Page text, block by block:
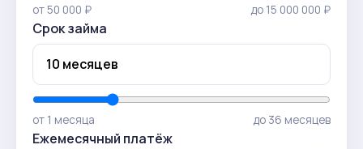
от 50 000 ₽ до 15 000 000 ₽
Срок займа
от 1 месяца до 36 месяцев
Ежемесячный платёж